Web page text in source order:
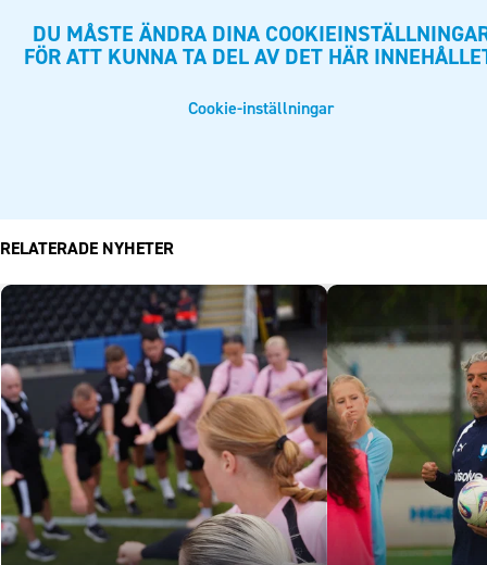
DU MÅSTE ÄNDRA DINA
FÖR ATT KUNNA TA DEL AV DET HÄR
Cookie-inställningar
RELATERADE NYHETER